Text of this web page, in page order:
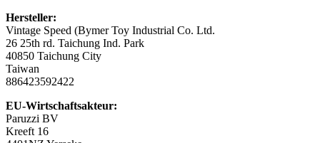
Hersteller:
Vintage Speed (Bymer Toy Industrial Co. Ltd.
26 25th rd. Taichung Ind. Park
40850 Taichung City
Taiwan
886423592422
EU-Wirtschaftsakteur:
Paruzzi BV
Kreeft 16